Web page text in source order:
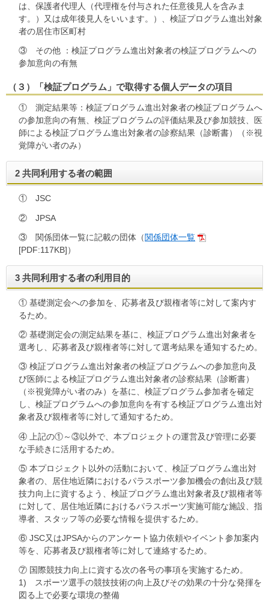
は、保護者代理人（代理権を付与された任意後見人を含みま
す。）又は成年後見人をいいます。）、検証プログラム進出対象
者の居住市区町村
③ その他 ：検証プログラム進出対象者の検証プログラムへの
参加意向の有無
（３）「検証プログラム」で取得する個人データの項目
① 測定結果等：検証プログラム進出対象者の検証プログラムへ
の参加意向の有無、検証プログラムの評価結果及び参加競技、医
師による検証プログラム進出対象者の診察結果（診断書）（※視
覚障がい者のみ）
2 共同利用する者の範囲
① JSC
② JPSA
③ 関係団体一覧に記載の団体（関係団体一覧
[PDF:117KB]）
3 共同利用する者の利用目的
① 基礎測定会への参加を、応募者及び親権者等に対して案内す
るため。
② 基礎測定会の測定結果を基に、検証プログラム進出対象者を
選考し、応募者及び親権者等に対して選考結果を通知するため。
③ 検証プログラム進出対象者の検証プログラムへの参加意向及
び医師による検証プログラム進出対象者の診察結果（診断書）
（※視覚障がい者のみ）を基に、検証プログラム参加者を確定
し、検証プログラムへの参加意向を有する検証プログラム進出対
象者及び親権者等に対して通知するため。
④ 上記の①～③以外で、本プロジェクトの運営及び管理に必要
な手続きに活用するため。
⑤ 本プロジェクト以外の活動において、検証プログラム進出対
象者の、居住地近隣におけるパラスポーツ参加機会の創出及び競
技力向上に資するよう、検証プログラム進出対象者及び親権者等
に対して、居住地近隣におけるパラスポーツ実施可能な施設、指
導者、スタッフ等の必要な情報を提供するため。
⑥ JSC又はJPSAからのアンケート協力依頼やイベント参加案内
等を、応募者及び親権者等に対して連絡するため。
⑦ 国際競技力向上に資する次の各号の事項を実施するため。
1) スポーツ選手の競技技術の向上及びその効果の十分な発揮を
図る上で必要な環境の整備